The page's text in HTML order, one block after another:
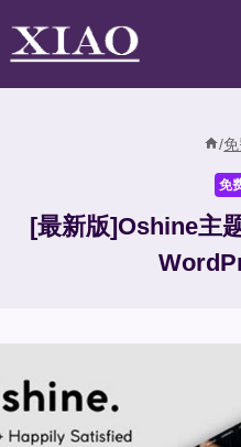
/
免
[最新版]Oshine主